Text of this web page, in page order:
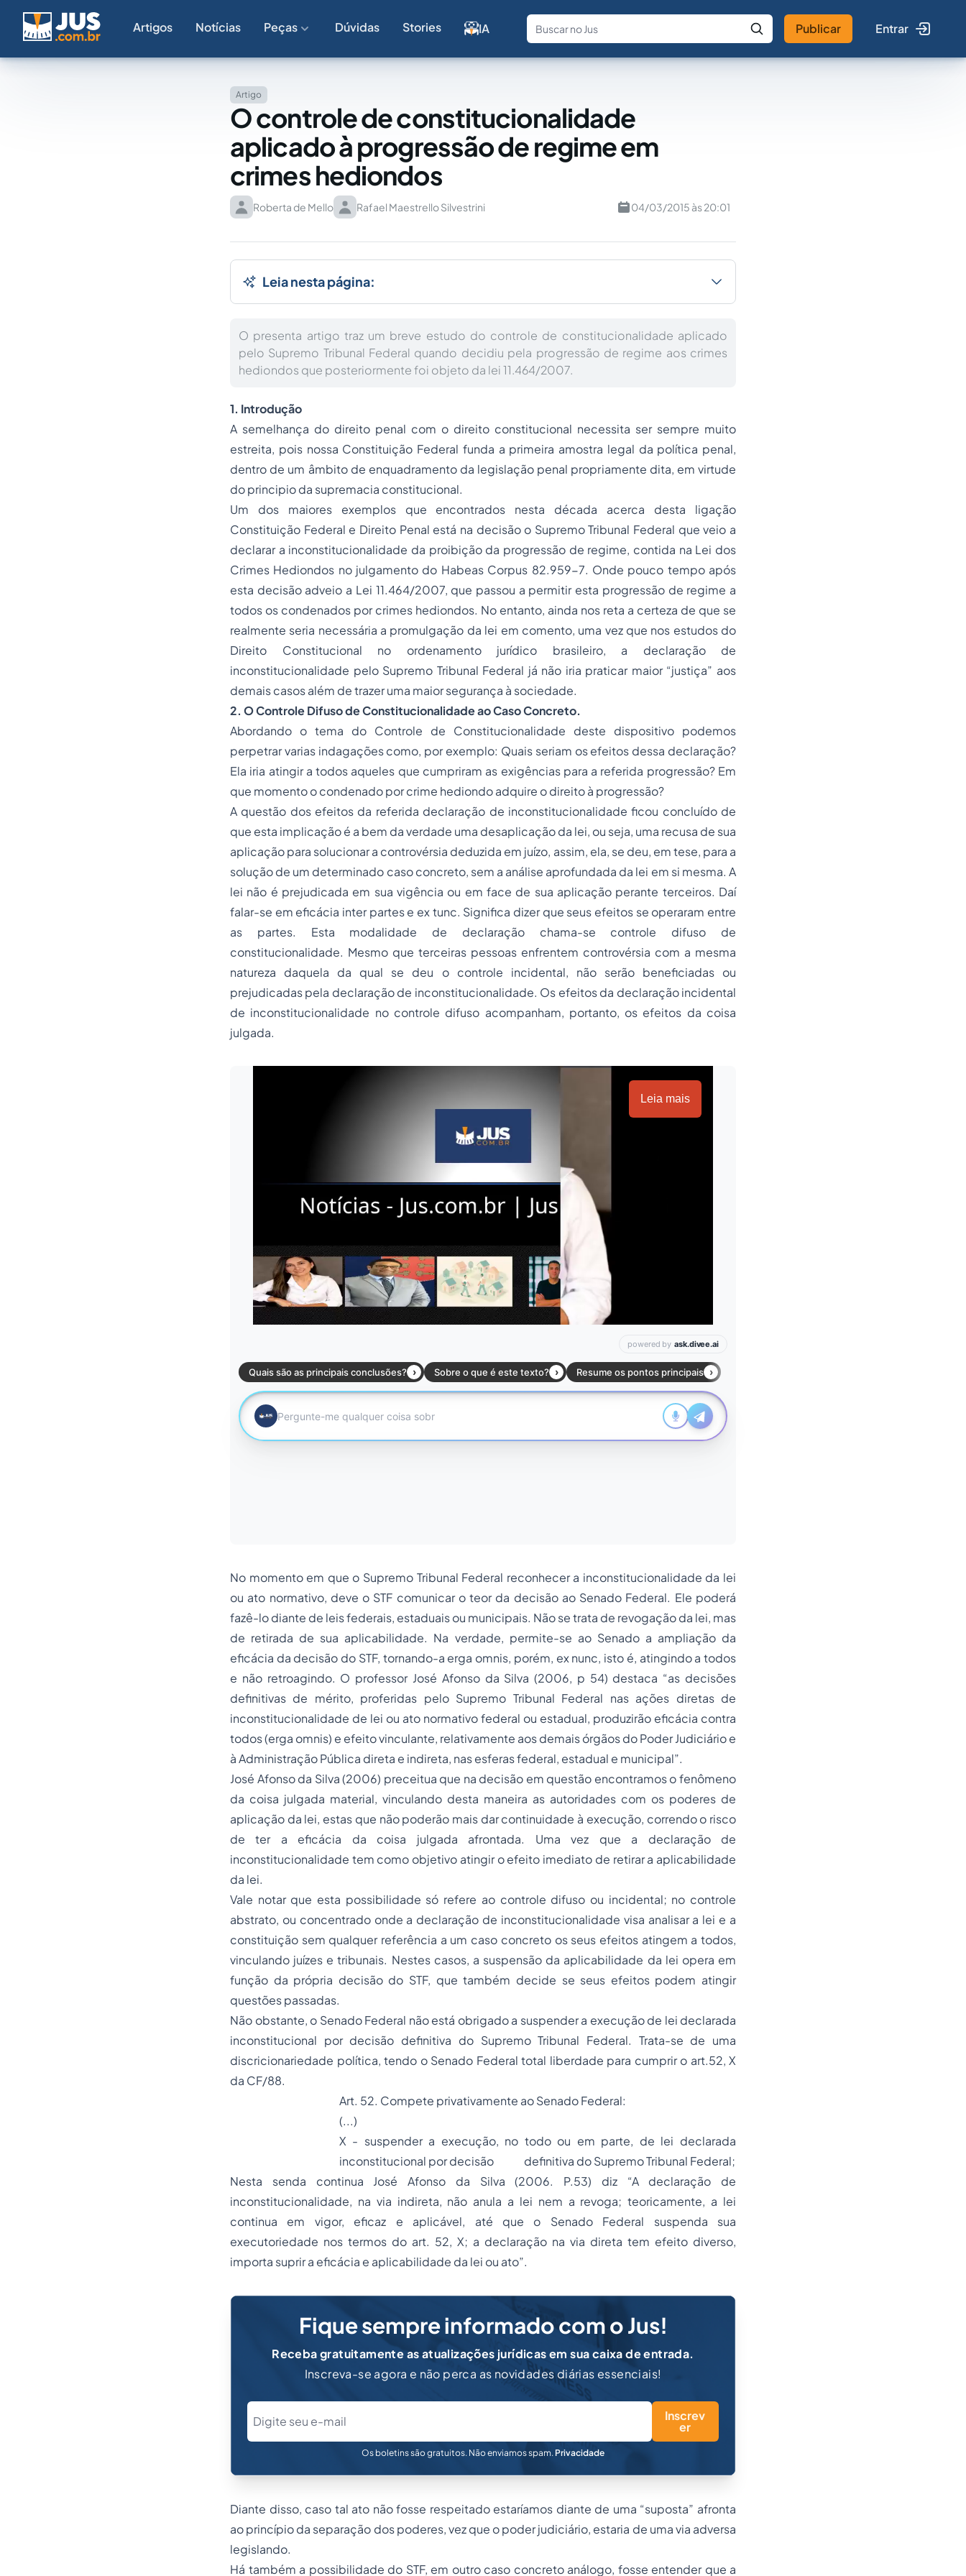
Artigos Notícias Peças Dúvidas Stories IA
Fale com a IA Buscar no Jus
Publicar Entrar
Artigo
O controle de constitucionalidade
aplicado à progressão de regime em
crimes hediondos
Roberta de Mello Rafael Maestrello Silvestrini 04/03/2015 às 20:01
Leia nesta página:
O presenta artigo traz um breve estudo do controle de constitucionalidade aplicado
pelo Supremo Tribunal Federal quando decidiu pela progressão de regime aos crimes
hediondos que posteriormente foi objeto da lei 11.464/2007.
1. Introdução
A semelhança do direito penal com o direito constitucional necessita ser sempre muito
estreita, pois nossa Constituição Federal funda a primeira amostra legal da política penal,
dentro de um âmbito de enquadramento da legislação penal propriamente dita, em virtude
do principio da supremacia constitucional.
Um dos maiores exemplos que encontrados nesta década acerca desta ligação
Constituição Federal e Direito Penal está na decisão o Supremo Tribunal Federal que veio a
declarar a inconstitucionalidade da proibição da progressão de regime, contida na Lei dos
Crimes Hediondos no julgamento do Habeas Corpus 82.959-7. Onde pouco tempo após
esta decisão adveio a Lei 11.464/2007, que passou a permitir esta progressão de regime a
todos os condenados por crimes hediondos. No entanto, ainda nos reta a certeza de que se
realmente seria necessária a promulgação da lei em comento, uma vez que nos estudos do
Direito Constitucional no ordenamento jurídico brasileiro, a declaração de
inconstitucionalidade pelo Supremo Tribunal Federal já não iria praticar maior “justiça” aos
demais casos além de trazer uma maior segurança à sociedade.
2. O Controle Difuso de Constitucionalidade ao Caso Concreto.
Abordando o tema do Controle de Constitucionalidade deste dispositivo podemos
perpetrar varias indagações como, por exemplo: Quais seriam os efeitos dessa declaração?
Ela iria atingir a todos aqueles que cumpriram as exigências para a referida progressão? Em
que momento o condenado por crime hediondo adquire o direito à progressão?
A questão dos efeitos da referida declaração de inconstitucionalidade ficou concluído de
que esta implicação é a bem da verdade uma desaplicação da lei, ou seja, uma recusa de sua
aplicação para solucionar a controvérsia deduzida em juízo, assim, ela, se deu, em tese, para a
solução de um determinado caso concreto, sem a análise aprofundada da lei em si mesma. A
lei não é prejudicada em sua vigência ou em face de sua aplicação perante terceiros. Daí
falar-se em eficácia inter partese ex tunc. Significa dizer que seus efeitos se operaram entre
as partes. Esta modalidade de declaração chama-se controle difuso de
constitucionalidade. Mesmo que terceiras pessoas enfrentem controvérsia com a mesma
natureza daquela da qual se deu o controle incidental, não serão beneficiadas ou
prejudicadas pela declaração de inconstitucionalidade. Os efeitos da declaração incidental
de inconstitucionalidade no controle difuso acompanham, portanto, os efeitos da coisa
julgada.
Leia mais
No momento em que o Supremo Tribunal Federal reconhecer a inconstitucionalidade da lei
ou ato normativo, deve o STF comunicar o teor da decisão ao Senado Federal. Ele poderá
fazê-lo diante de leis federais, estaduais ou municipais. Não se trata de revogação da lei, mas
de retirada de sua aplicabilidade. Na verdade, permite-se ao Senado a ampliação da
eficácia da decisão do STF, tornando-a erga omnis, porém, ex nunc, isto é, atingindo a todos
e não retroagindo. O professor José Afonso da Silva (2006, p 54) destaca “as decisões
definitivas de mérito, proferidas pelo Supremo Tribunal Federal nas ações diretas de
inconstitucionalidade de lei ou ato normativo federal ou estadual, produzirão eficácia contra
todos (erga omnis) e efeito vinculante, relativamente aos demais órgãos do Poder Judiciário e
à Administração Pública direta e indireta, nas esferas federal, estadual e municipal”.
José Afonso da Silva (2006) preceitua que na decisão em questão encontramos o fenômeno
da coisa julgada material, vinculando desta maneira as autoridades com os poderes de
aplicação da lei, estas que não poderão mais dar continuidade à execução, correndo o risco
de ter a eficácia da coisa julgada afrontada. Uma vez que a declaração de
inconstitucionalidade tem como objetivo atingir o efeito imediato de retirar a aplicabilidade
da lei.
Vale notar que esta possibilidade só refere ao controle difuso ou incidental; no controle
abstrato, ou concentrado onde a declaração de inconstitucionalidade visa analisar a lei e a
constituição sem qualquer referência a um caso concreto os seus efeitos atingem a todos,
vinculando juízes e tribunais. Nestes casos, a suspensão da aplicabilidade da lei opera em
função da própria decisão do STF, que também decide se seus efeitos podem atingir
questões passadas.
Não obstante, o Senado Federal não está obrigado a suspender a execução de lei declarada
inconstitucional por decisão definitiva do Supremo Tribunal Federal. Trata-se de uma
discricionariedade política, tendo o Senado Federal total liberdade para cumprir o art.52, X
da CF/88.
Art. 52. Compete privativamente ao Senado Federal:
(...)
X - suspender a execução, no todo ou em parte, de lei declarada
inconstitucional por decisão definitiva do Supremo Tribunal Federal;
Nesta senda continua José Afonso da Silva (2006. P.53) diz “A declaração de
inconstitucionalidade, na via indireta, não anula a lei nem a revoga; teoricamente, a lei
continua em vigor, eficaz e aplicável, até que o Senado Federal suspenda sua
executoriedade nos termos do art. 52, X; a declaração na via direta tem efeito diverso,
importa suprir a eficácia e aplicabilidade da lei ou ato”.
Fique sempre informado com o Jus!
Receba gratuitamente as atualizações jurídicas em sua caixa de entrada.
Inscreva-se agora e não perca as novidades diárias essenciais!
Inscrev
er
Os boletins são gratuitos. Não enviamos spam. Privacidade
Diante disso, caso tal ato não fosse respeitado estaríamos diante de uma “suposta” afronta
ao princípio da separação dos poderes, vez que o poder judiciário, estaria de uma via adversa
legislando.
Há também a possibilidade do STF, em outro caso concreto análogo, fosse entender que a